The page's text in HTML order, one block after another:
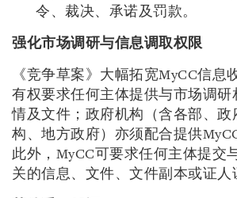
令、裁决、承诺及罚款。
强化市场调研与信息调取权限
《竞争草案》大幅拓宽MyCC信息
有权要求任何主体提供与市场调研
情及文件；政府机构（含各部、政
构、地方政府）亦须配合提供
此外，MyCC可要求任何主体提交
关的信息、文件、文件副本或证人